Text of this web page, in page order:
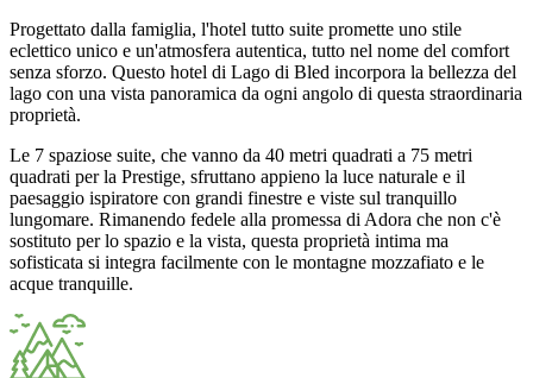
Progettato dalla famiglia, l'hotel tutto suite promette uno stile
eclettico unico e un'atmosfera autentica, tutto nel nome del comfort
senza sforzo. Questo hotel di Lago di Bled incorpora la bellezza del
lago con una vista panoramica da ogni angolo di questa straordinaria
proprietà.
Le 7 spaziose suite, che vanno da 40 metri quadrati a 75 metri
quadrati per la Prestige, sfruttano appieno la luce naturale e il
paesaggio ispiratore con grandi finestre e viste sul tranquillo
lungomare. Rimanendo fedele alla promessa di Adora che non c'è
sostituto per lo spazio e la vista, questa proprietà intima ma
sofisticata si integra facilmente con le montagne mozzafiato e le
acque tranquille.